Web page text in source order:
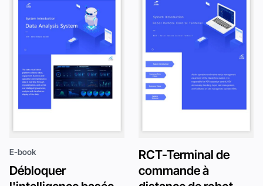
E-book
Débloquer
RCT-Terminal de
commande à